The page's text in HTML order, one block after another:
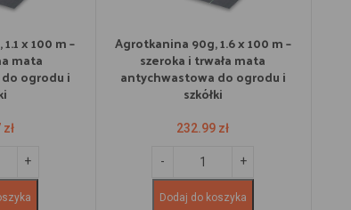
x 100 m –
mata
ogrodu i
zł
Agrotkanina 90g, 1.6 x 100 m –
szeroka i trwała mata
antychwastowa do ogrodu i
szkółki
232.99 zł
Dodaj do koszyka